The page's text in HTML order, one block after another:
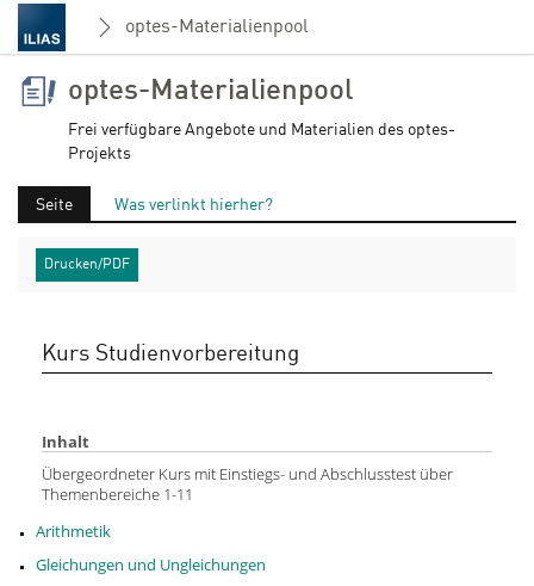
optes-Materialienpool
optes-Materialienpool
Frei verfügbare Angebote und Materialien des optes-
Projekts
Seite Was verlinkt hierher?
Drucken/PDF
Kurs Studienvorbereitung
Inhalt
Übergeordneter Kurs mit Einstiegs- und Abschlusstest über
Themenbereiche 1-11
Arithmetik
Gleichungen und Ungleichungen